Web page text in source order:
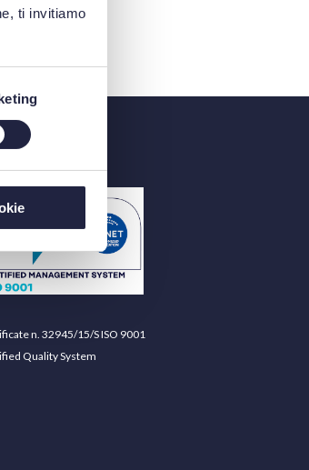
ti invitiamo
n. 32945/15/S ISO 9001
Quality System